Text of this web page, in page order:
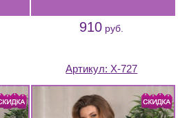
910 руб.
Артикул: Х-727